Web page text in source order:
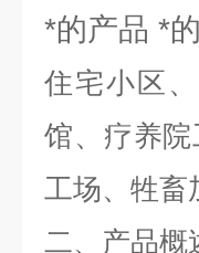
*的产品 *
住宅小区
馆、疗养
工场、牲畜
二、产品概